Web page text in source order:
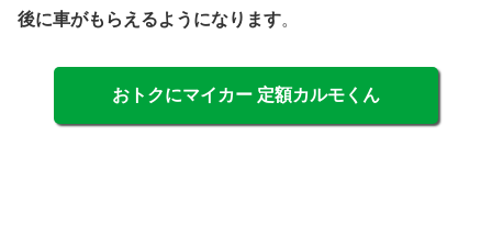
後に車がもらえるようになります。
おトクにマイカー 定額カルモくん